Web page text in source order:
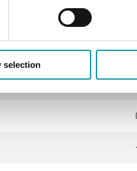
selection